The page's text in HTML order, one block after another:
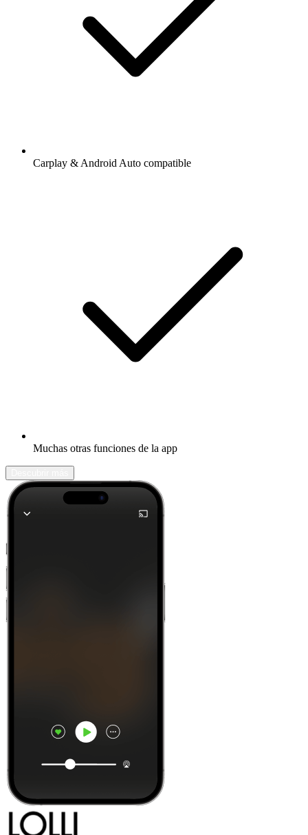
Carplay & Android Auto compatible
Muchas otras funciones de la app